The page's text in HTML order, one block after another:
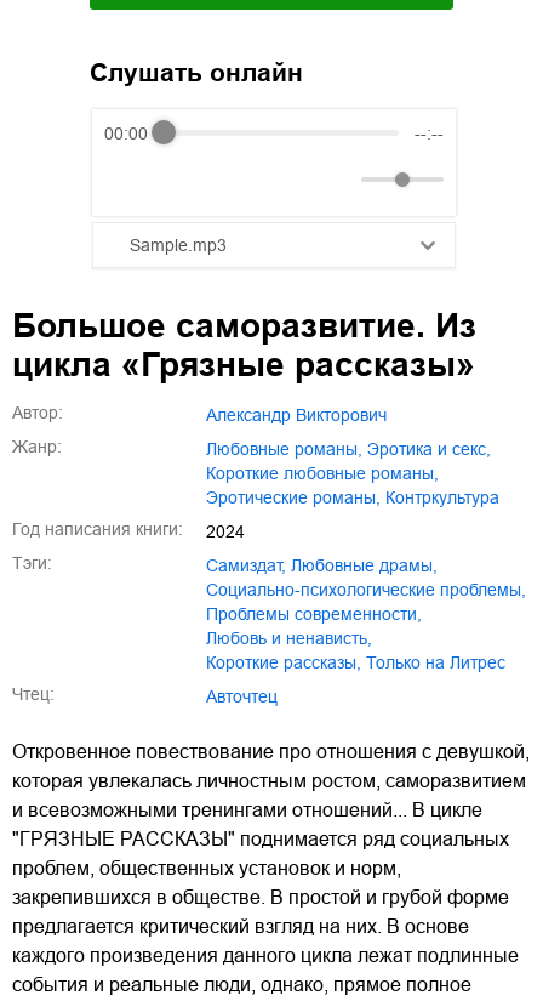
Слушать онлайн
00:00 --:--
Sample.mp3
02.mp3 20:50
03.mp3 14:00
Большое саморазвитие. Из
цикла «Грязные рассказы»
Автор:
Александр Викторович
Жанр:
любовные романы эротика и секс
короткие любовные романы
эротические романы
контркультура
Год написания книги:
2024
Тэги:
Самиздат, любовные драмы
социально-психологические проблемы
проблемы современности
любовь и ненависть
короткие рассказы
только на Литрес
Чтец:
Авточтец
Откровенное повествование про отношения с девушкой,
которая увлекалась личностным ростом, саморазвитием
и всевозможными тренингами отношений... В цикле
"ГРЯЗНЫЕ РАССКАЗЫ" поднимается ряд социальных
проблем, общественных установок и норм,
закрепившихся в обществе. В простой и грубой форме
предлагается критический взгляд на них. В основе
каждого произведения данного цикла лежат подлинные
события и реальные люди, однако, прямое полное